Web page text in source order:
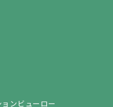
ンビューロー